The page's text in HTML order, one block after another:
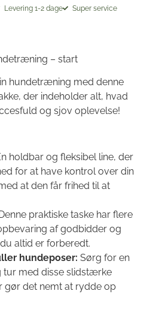
Levering 1-2 dage Super service
– start
hundetræning med denne
der indeholder alt, hvad
og sjov oplevelse!
holdbar og fleksibel line, der
for at have kontrol over din
at den får frihed til at
praktiske taske har flere
af godbidder og
altid er forberedt.
hundeposer: Sørg for en
tur med disse slidstærke
gør det nemt at rydde op